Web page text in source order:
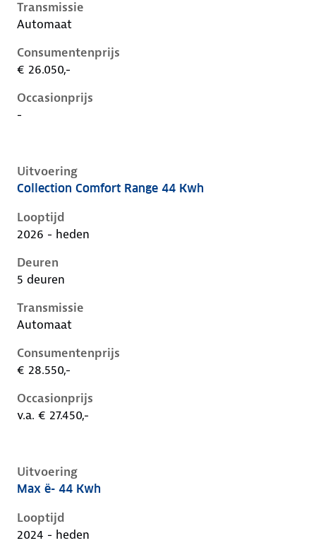
Transmissie
Automaat
Consumentenprijs
€ 26.050,-
Occasionprijs
-
Uitvoering
Citroen C3 iv, 44 kwh, 83 kW, Elektrisch, 5 deuren
Collection Comfort Range 44 Kwh
Looptijd
2026 - heden
Deuren
5 deuren
Transmissie
Automaat
Consumentenprijs
€ 28.550,-
Occasionprijs
v.a. € 27.450,-
Uitvoering
Citroen C3 iv, ë- 44 kwh, 83 kW, Elektrisch, 5 deuren
Max ë- 44 Kwh
Looptijd
2024 - heden